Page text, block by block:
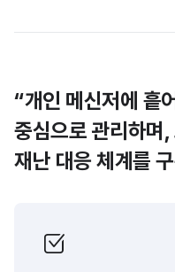
“개인 메신저에 흩
중심으로 관리하며
재난 대응 체계를